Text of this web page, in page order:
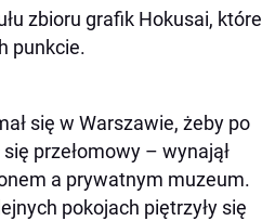
zbioru grafik Hokusai, które
punkcie.
się w Warszawie, żeby po
przełomowy – wynajął
a prywatnym muzeum.
pokojach piętrzyły się